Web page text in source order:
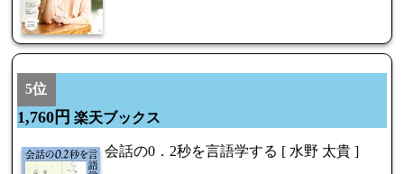
5位
1,760円 楽天ブックス
会話の0．2秒を言語学する [ 水野 太貴 ]